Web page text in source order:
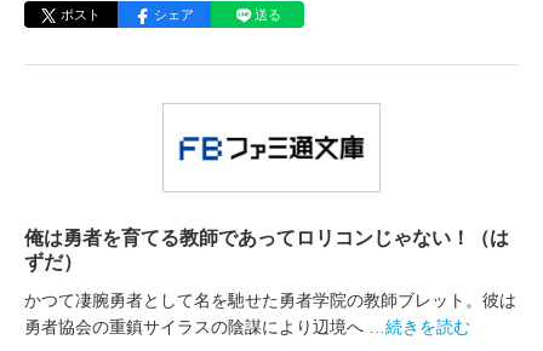
ポスト シェア 送る
俺は勇者を育てる教師であってロリコンじゃない！（は
ずだ）
かつて凄腕勇者として名を馳せた勇者学院の教師ブレット。彼は
勇者協会の重鎮サイラスの陰謀により辺境へ
…続きを読む